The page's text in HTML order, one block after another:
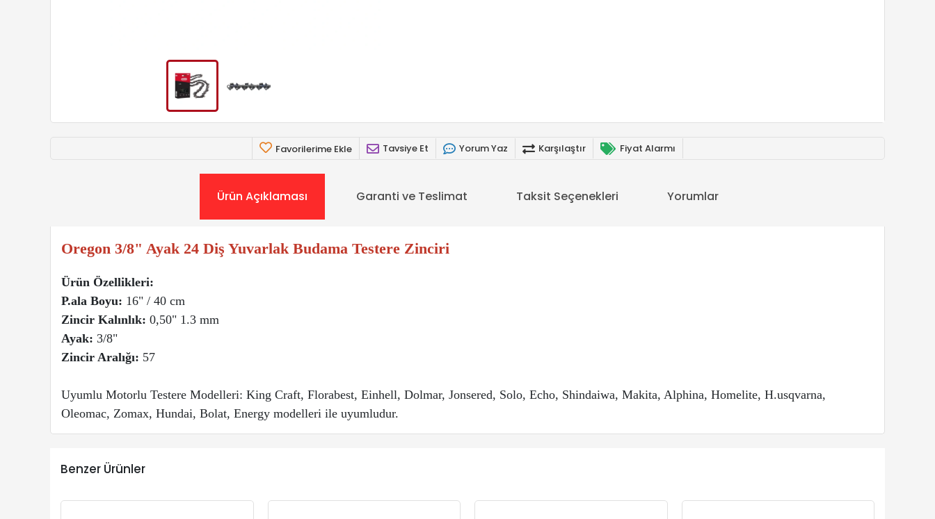
Favorilerime Ekle Tavsiye Et Yorum Yaz Karşılaştır Fiyat Alarmı
Ürün Açıklaması Garanti ve Teslimat Taksit Seçenekleri Yorumlar
Oregon 3/8" Ayak 24 Diş Yuvarlak Budama Testere Zinciri
Ürün Özellikleri:
P.ala Boyu: 16" / 40 cm
Zincir Kalınlık: 0,50" 1.3 mm
Ayak: 3/8"
Zincir Aralığı: 57
Uyumlu Motorlu Testere Modelleri: King Craft, Florabest, Einhell, Dolmar, Jonsered, Solo, Echo, Shindaiwa, Makita, Alphina, Homelite, H.usqvarna,
Oleomac, Zomax, Hundai, Bolat, Energy modelleri ile uyumludur.
Benzer Ürünler